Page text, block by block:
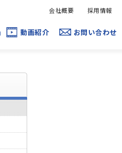
動画紹介 お問い合わせ
会社概要 採用情報